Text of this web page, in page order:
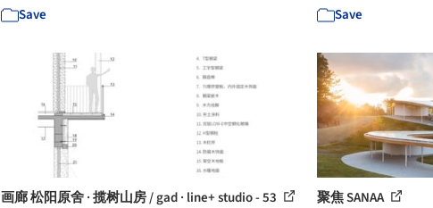
Save Save
画廊 松阳原舍 · 揽树山房 / gad · line+ studio - 53 聚焦 SANAA